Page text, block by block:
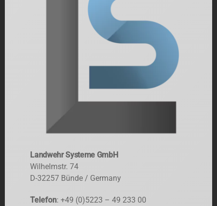
Landwehr Systeme GmbH
Wilhelmstr. 74
D-32257 Bünde / Germany
Telefon: +49 (0)5223 – 49 233 00